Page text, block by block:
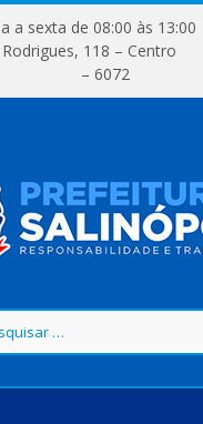
a sexta de 08:00 às
Rodrigues, 118 –
– 6072